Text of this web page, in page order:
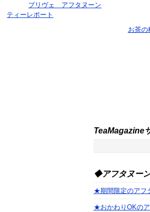
プリヴェ アフタヌーン
ティーレポート
お茶の
TeaMagazine
◆アフタヌー
★期間限定のアフ
★おかわりOKの